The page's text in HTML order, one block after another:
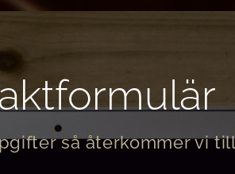
så återkommer vi